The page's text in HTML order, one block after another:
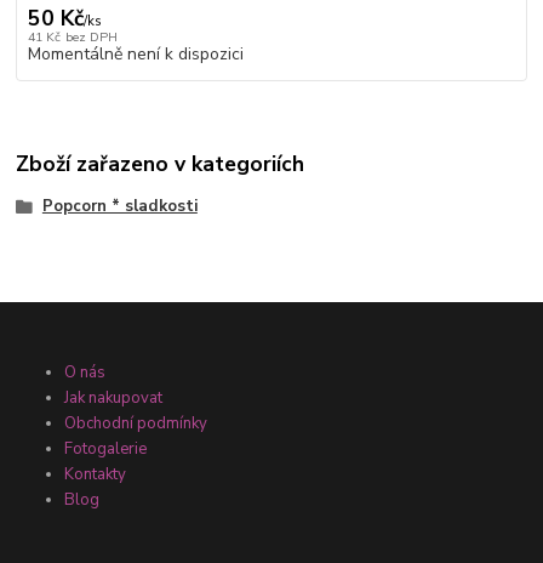
50 Kč/ks
41 Kč bez DPH
Momentálně není k dispozici
Zboží zařazeno v kategoriích
Popcorn * sladkosti
O nás
Jak nakupovat
Obchodní podmínky
Fotogalerie
Kontakty
Blog